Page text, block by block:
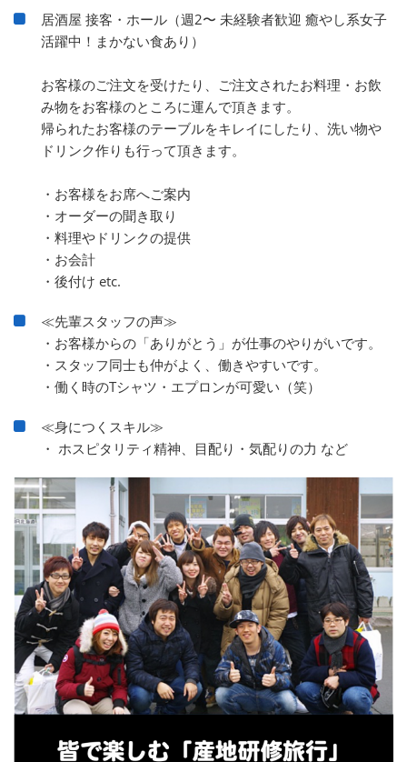
居酒屋 接客・ホール（週2〜 未経験者歓迎 癒やし系女子
活躍中！まかない食あり）
お客様のご注文を受けたり、ご注文されたお料理・お飲
み物をお客様のところに運んで頂きます。
帰られたお客様のテーブルをキレイにしたり、洗い物や
ドリンク作りも行って頂きます。
・お客様をお席へご案内
・オーダーの聞き取り
・料理やドリンクの提供
・お会計
・後付け etc.
≪先輩スタッフの声≫
・お客様からの「ありがとう」が仕事のやりがいです。
・スタッフ同士も仲がよく、働きやすいです。
・働く時のTシャツ・エプロンが可愛い（笑）
≪身につくスキル≫
・ ホスピタリティ精神、目配り・気配りの力 など